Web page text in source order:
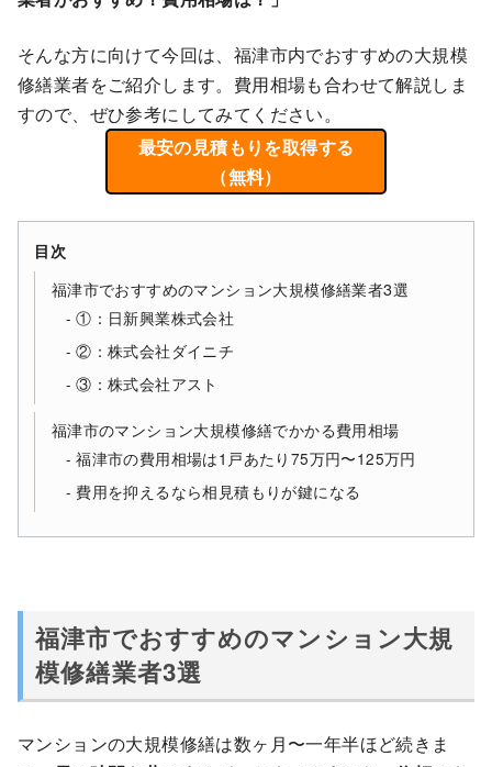
そんな方に向けて今回は、福津市内でおすすめの大規模
修繕業者をご紹介します。費用相場も合わせて解説しま
すので、ぜひ参考にしてみてください。
最安の見積もりを取得する
（無料）
目次
福津市でおすすめのマンション大規模修繕業者3選
①：日新興業株式会社
②：株式会社ダイニチ
③：株式会社アスト
福津市のマンション大規模修繕でかかる費用相場
福津市の費用相場は1戸あたり75万円〜125万円
費用を抑えるなら相見積もりが鍵になる
福津市でおすすめのマンション大規
模修繕業者3選
マンションの大規模修繕は数ヶ月〜一年半ほど続きま